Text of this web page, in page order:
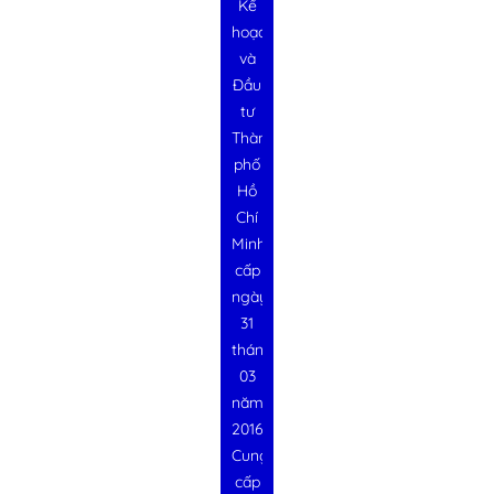
Kế
hoạch
và
Đầu
tư
Thành
phố
Hồ
Chí
Minh
cấp
ngày
31
tháng
03
năm
2016
Cung
cấp